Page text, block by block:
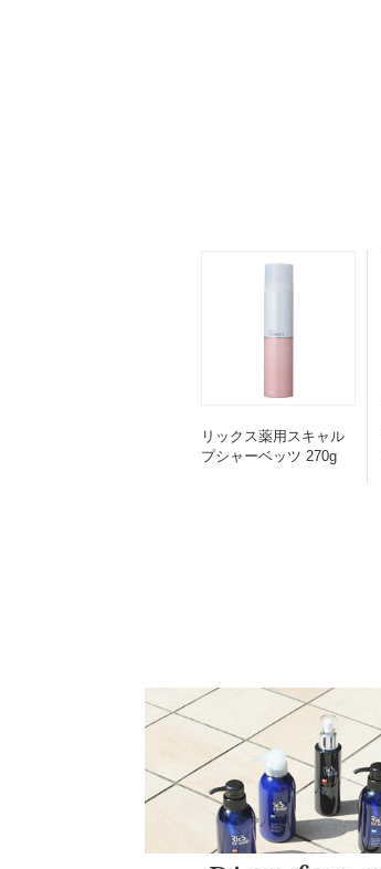
リックス薬用スキャル
プシャーベッツ 270g